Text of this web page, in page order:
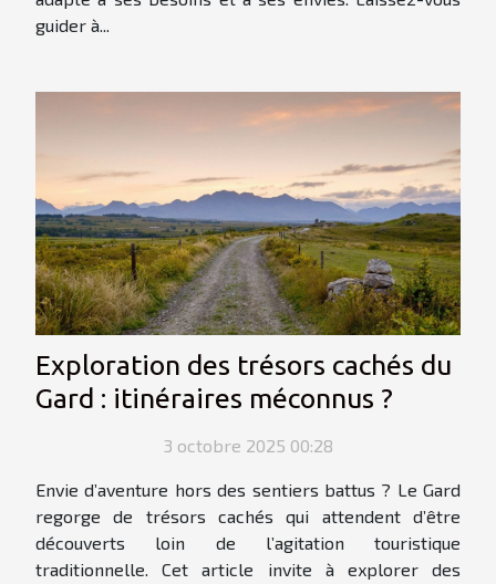
guider à...
Exploration des trésors cachés du
Gard : itinéraires méconnus ?
3 octobre 2025 00:28
Envie d’aventure hors des sentiers battus ? Le Gard
regorge de trésors cachés qui attendent d’être
découverts loin de l’agitation touristique
traditionnelle. Cet article invite à explorer des